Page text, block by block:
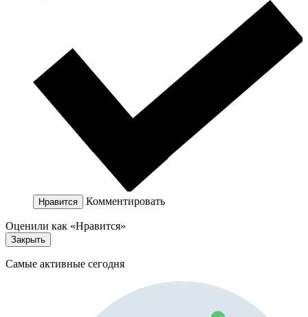
Нравится Комментировать
Оценили как «Нравится»
Закрыть
Самые активные сегодня